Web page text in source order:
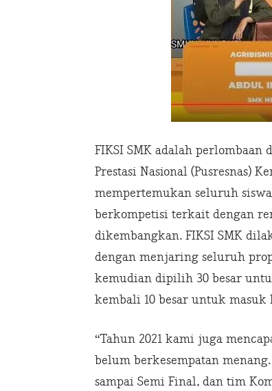
FIKSI SMK adalah
Prestasi Nasional (Pusresnas)
mempertemukan seluruh
berkompetisi terkait dengan
dikembangkan. FIKSI SMK
dengan menjaring seluruh
kemudian dipilih 30 besar
kembali 10 besar untuk masuk
“Tahun 2021 kami juga
belum berkesempatan
sampai Semi Final, dan tim